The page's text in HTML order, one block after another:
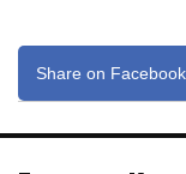
Share on Facebook